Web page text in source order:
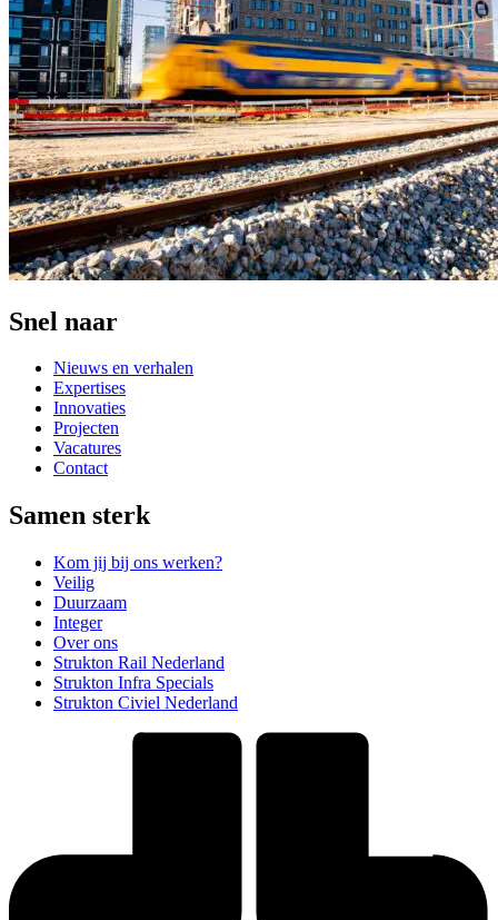
Snel naar
Nieuws en verhalen
Expertises
Innovaties
Projecten
Vacatures
Contact
Samen sterk
Kom jij bij ons werken?
Veilig
Duurzaam
Integer
Over ons
Strukton Rail Nederland
Strukton Infra Specials
Strukton Civiel Nederland